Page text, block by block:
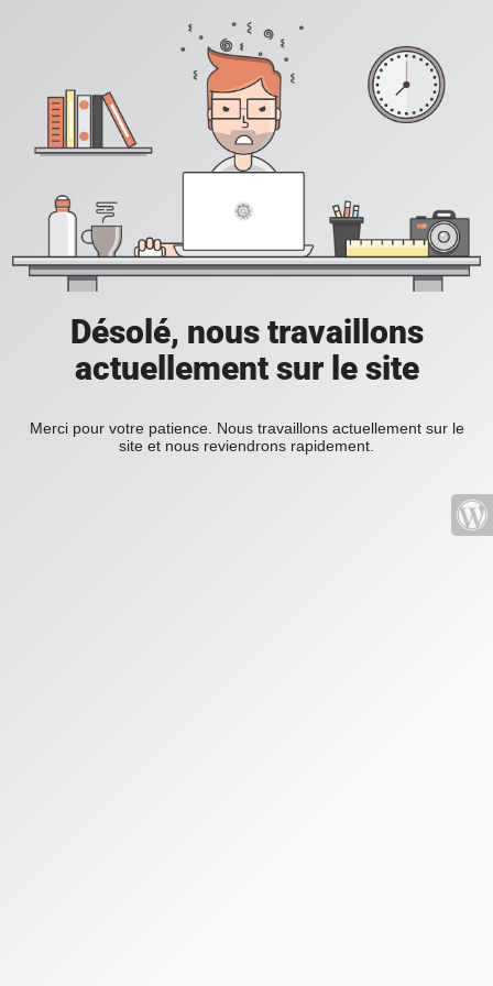
Désolé, nous travaillons
actuellement sur le site
Merci pour votre patience. Nous travaillons actuellement sur le
site et nous reviendrons rapidement.